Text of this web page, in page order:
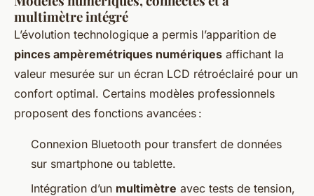
multimètre intégré
L’évolution technologique a permis l’apparition de
pinces ampèremétriques numériques affichant la
valeur mesurée sur un écran LCD rétroéclairé pour un
confort optimal. Certains modèles professionnels
proposent des fonctions avancées :
Connexion Bluetooth pour transfert de données
sur smartphone ou tablette.
Intégration d’un multimètre avec tests de tension,